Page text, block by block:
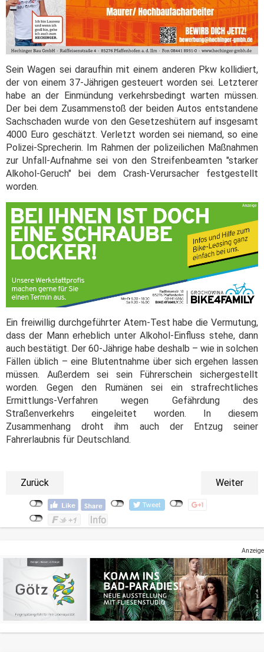
Sein Wagen sei daraufhin mit einem anderen Pkw kollidiert,
der von einem 37-Jährigen gesteuert worden sei. Letzterer
habe an der Einmündung verkehrsbedingt warten müssen.
Der bei dem Zusammenstoß der beiden Autos entstandene
Sachschaden wurde von den Gesetzeshütern auf insgesamt
4000 Euro geschätzt. Verletzt worden sei niemand, so eine
Polizei-Sprecherin. Im Rahmen der polizeilichen Maßnahmen
zur Unfall-Aufnahme sei von den Streifenbeamten "starker
Alkohol-Geruch" bei dem Crash-Verursacher festgestellt
worden.
Ein freiwillig durchgeführter Atem-Test habe die Vermutung,
dass der Mann erheblich unter Alkohol-Einfluss stehe, dann
auch bestätigt. Der 60-Jährige habe deshalb – wie in solchen
Fällen üblich – eine Blutentnahme über sich ergehen lassen
müssen. Außerdem sei sein Führerschein sichergestellt
worden. Gegen den Rumänen sei ein strafrechtliches
Ermittlungs-Verfahren wegen Gefährdung des
Straßenverkehrs eingeleitet worden. In diesem
Zusammenhang droht ihm auch der Entzug seiner
Fahrerlaubnis für Deutschland.
Zurück Weiter
Anzeige